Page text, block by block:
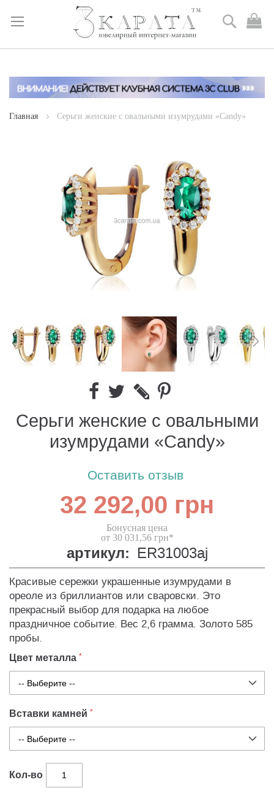
Skip
Content
Поиск
Главная Серьги женские c овальными изумрудами «Candy»
Серьги женские c овальными
изумрудами «Candy»
Оставить отзыв
32 292,00 грн
Бонусная цена
от 30 031,56 грн*
артикул: ER31003aj
Красивые сережки украшенные изумрудами в
ореоле из бриллиантов или сваровски. Это
прекрасный выбор для подарка на любое
праздничное событие. Вес 2,6 грамма. Золото 585
пробы.
Цвет металла
Вставки камней
Кол-во